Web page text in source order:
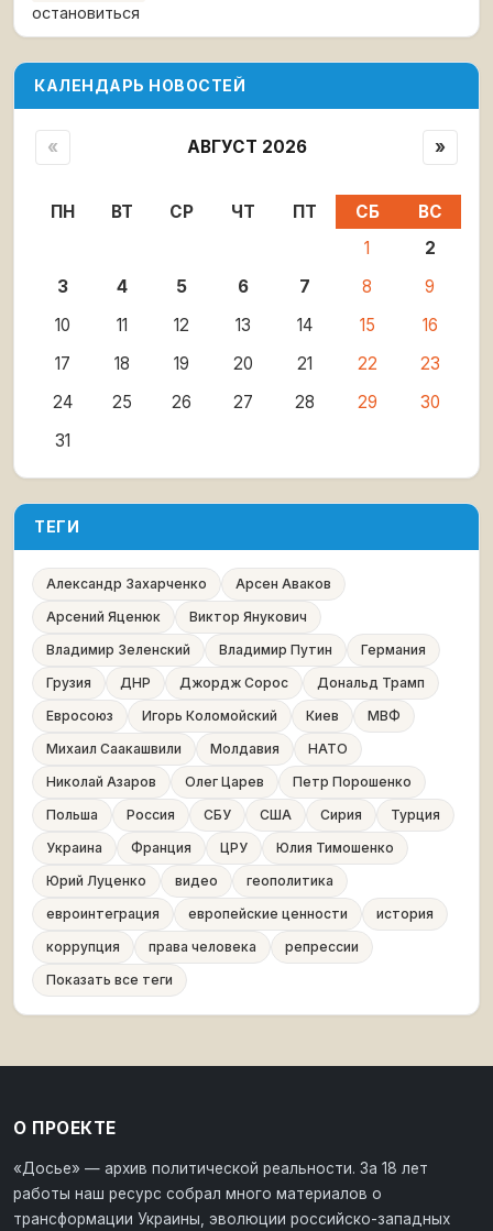
остановиться
КАЛЕНДАРЬ НОВОСТЕЙ
« АВГУСТ 2026 »
ПН ВТ СР ЧТ ПТ СБ
ВС
1
2
3
4 5 6 7 8
9
10
11 12 13 14 15
16
17
18 19 20 21 22
23
24
25 26 27 28 29
30
31
ТЕГИ
Александр Захарченко
Арсен Аваков
Арсений Яценюк
Виктор Янукович
Владимир Зеленский
Владимир Путин
Германия
Грузия
ДНР Джордж Сорос
Дональд Трамп
Евросоюз
Игорь Коломойский Киев
МВФ
Михаил Саакашвили
Молдавия
НАТО
Николай Азаров
Олег Царев
Петр Порошенко
Польша
Россия СБУ США Сирия
Турция
Украина
Франция ЦРУ
Юлия Тимошенко
Юрий Луценко
видео
геополитика
евроинтеграция
европейские ценности
история
коррупция
права человека
репрессии
Показать все теги
О ПРОЕКТЕ
«Досье» — архив политической реальности. За 18 лет
работы наш ресурс собрал много материалов о
трансформации Украины, эволюции российско-западных